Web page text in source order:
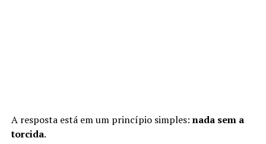
A resposta está em um princípio simples: nada sem a
torcida.